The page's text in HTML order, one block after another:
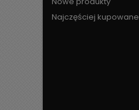
Najczęściej kupowane